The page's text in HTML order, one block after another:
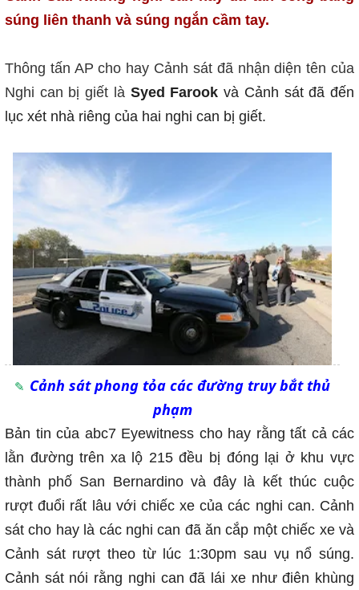
súng liên thanh và súng ngắn cầm tay.
Thông tấn AP cho hay Cảnh sát đã nhận diện tên của
Nghi can bị giết là Syed Farook và Cảnh sát đã đến
lục xét nhà riêng của hai nghi can bị giết.
Cảnh sát phong tỏa các đường truy bắt thủ
phạm
Bản tin của abc7 Eyewitness cho hay rằng tất cả các
lằn đường trên xa lộ 215 đều bị đóng lại ở khu vực
thành phố San Bernardino và đây là kết thúc cuộc
rượt đuổi rất lâu với chiếc xe của các nghi can. Cảnh
sát cho hay là các nghi can đã ăn cắp một chiếc xe và
Cảnh sát rượt theo từ lúc 1:30pm sau vụ nổ súng.
Cảnh sát nói rằng nghi can đã lái xe như điên khùng